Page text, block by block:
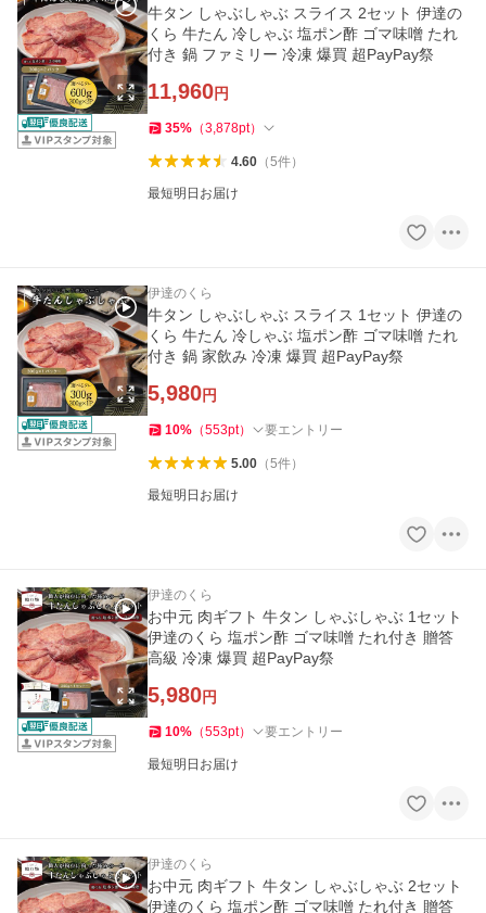
牛タン しゃぶしゃぶ スライス 2セット 伊達の
くら 牛たん 冷しゃぶ 塩ポン酢 ゴマ味噌 たれ
付き 鍋 ファミリー 冷凍 爆買 超PayPay祭
11,960円
35% （3,878pt）
4.60（5件）
最短明日お届け
伊達のくら
牛タン しゃぶしゃぶ スライス 1セット 伊達の
くら 牛たん 冷しゃぶ 塩ポン酢 ゴマ味噌 たれ
付き 鍋 家飲み 冷凍 爆買 超PayPay祭
5,980円
10% （553pt） 要エントリー
5.00（5件）
最短明日お届け
伊達のくら
お中元 肉ギフト 牛タン しゃぶしゃぶ 1セット
伊達のくら 塩ポン酢 ゴマ味噌 たれ付き 贈答
高級 冷凍 爆買 超PayPay祭
5,980円
10% （553pt） 要エントリー
最短明日お届け
伊達のくら
お中元 肉ギフト 牛タン しゃぶしゃぶ 2セット
伊達のくら 塩ポン酢 ゴマ味噌 たれ付き 贈答